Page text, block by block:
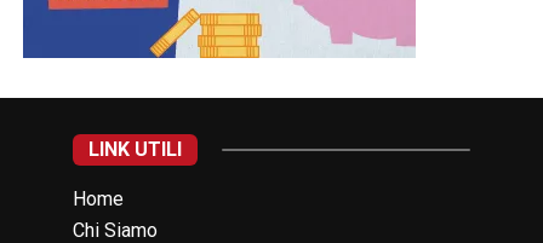
LINK UTILI
Home
Chi Siamo